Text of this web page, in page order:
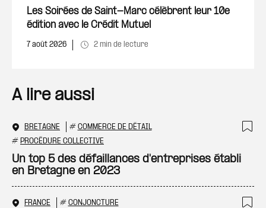
Les Soirées de Saint-Marc célèbrent leur 10e
édition avec le Crédit Mutuel
7 août 2026 2 min de lecture
A lire aussi
BRETAGNE # COMMERCE DE DÉTAIL
# PROCÉDURE COLLECTIVE
Un top 5 des défaillances d'entreprises établi
en Bretagne en 2023
FRANCE # CONJONCTURE